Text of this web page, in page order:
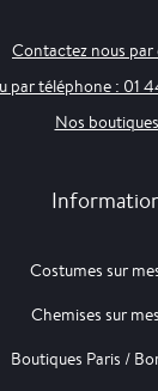
Contactez nous par
par téléphone : 01
Nos boutiques
Costumes sur
Chemises sur
Boutiques Paris /